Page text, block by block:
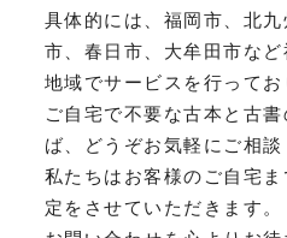
具体的には、福岡市、北
市、春日市、大牟田市など
地域でサービスを行ってお
ご自宅で不要な古本と古
ば、どうぞお気軽にご相談
私たちはお客様のご自宅
定をさせていただきます。